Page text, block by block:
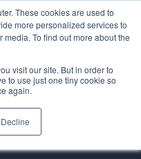
These cookies are used to
more personalized services to
To find out more about the
visit our site. But in order to
to use just one tiny cookie so
again.
Decline